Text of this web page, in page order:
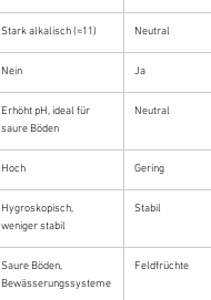
Stark alkalisch (≈11) Neutral
Nein Ja
Erhöht pH, ideal für
saure Böden
Neutral
Hoch Gering
Hygroskopisch,
weniger stabil
Stabil
Saure Böden,
Bewässerungssysteme
Feldfrüchte